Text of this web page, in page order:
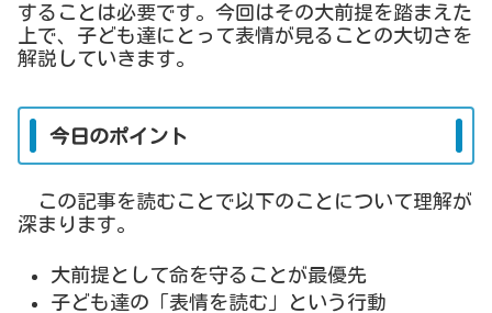
することは必要です。今回はその大前提を踏まえた
上で、子ども達にとって表情が見ることの大切さを
解説していきます。
今日のポイント
この記事を読むことで以下のことについて理解が
深まります。
大前提として命を守ることが最優先
子ども達の「表情を読む」という行動